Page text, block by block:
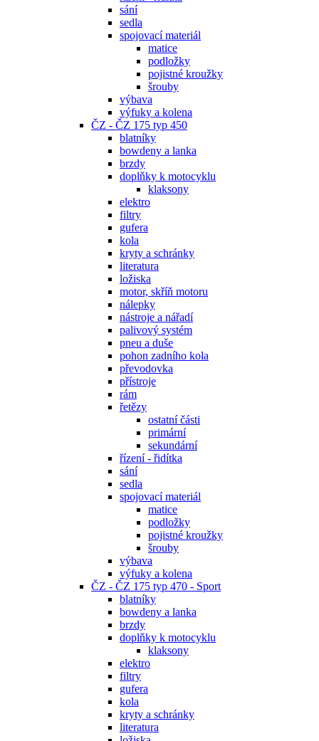
sání
sedla
spojovací materiál
matice
podložky
pojistné kroužky
šrouby
výbava
výfuky a kolena
ČZ - ČZ 175 typ 450
blatníky
bowdeny a lanka
brzdy
doplňky k motocyklu
klaksony
elektro
filtry
gufera
kola
kryty a schránky
literatura
ložiska
motor, skříň motoru
nálepky
nástroje a nářadí
palivový systém
pneu a duše
pohon zadního kola
převodovka
přístroje
rám
řetězy
ostatní části
primární
sekundární
řízení - řidítka
sání
sedla
spojovací materiál
matice
podložky
pojistné kroužky
šrouby
výbava
výfuky a kolena
ČZ - ČZ 175 typ 470 - Sport
blatníky
bowdeny a lanka
brzdy
doplňky k motocyklu
klaksony
elektro
filtry
gufera
kola
kryty a schránky
literatura